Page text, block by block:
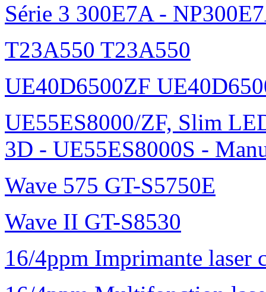
Série 3 300E7A -
T23A550 T23A550
UE40D6500ZF
UE55ES8000/ZF, Slim
3D - UE55ES8000S -
Wave 575 GT-S5750E
Wave II GT-S8530
16/4ppm Imprimante laser